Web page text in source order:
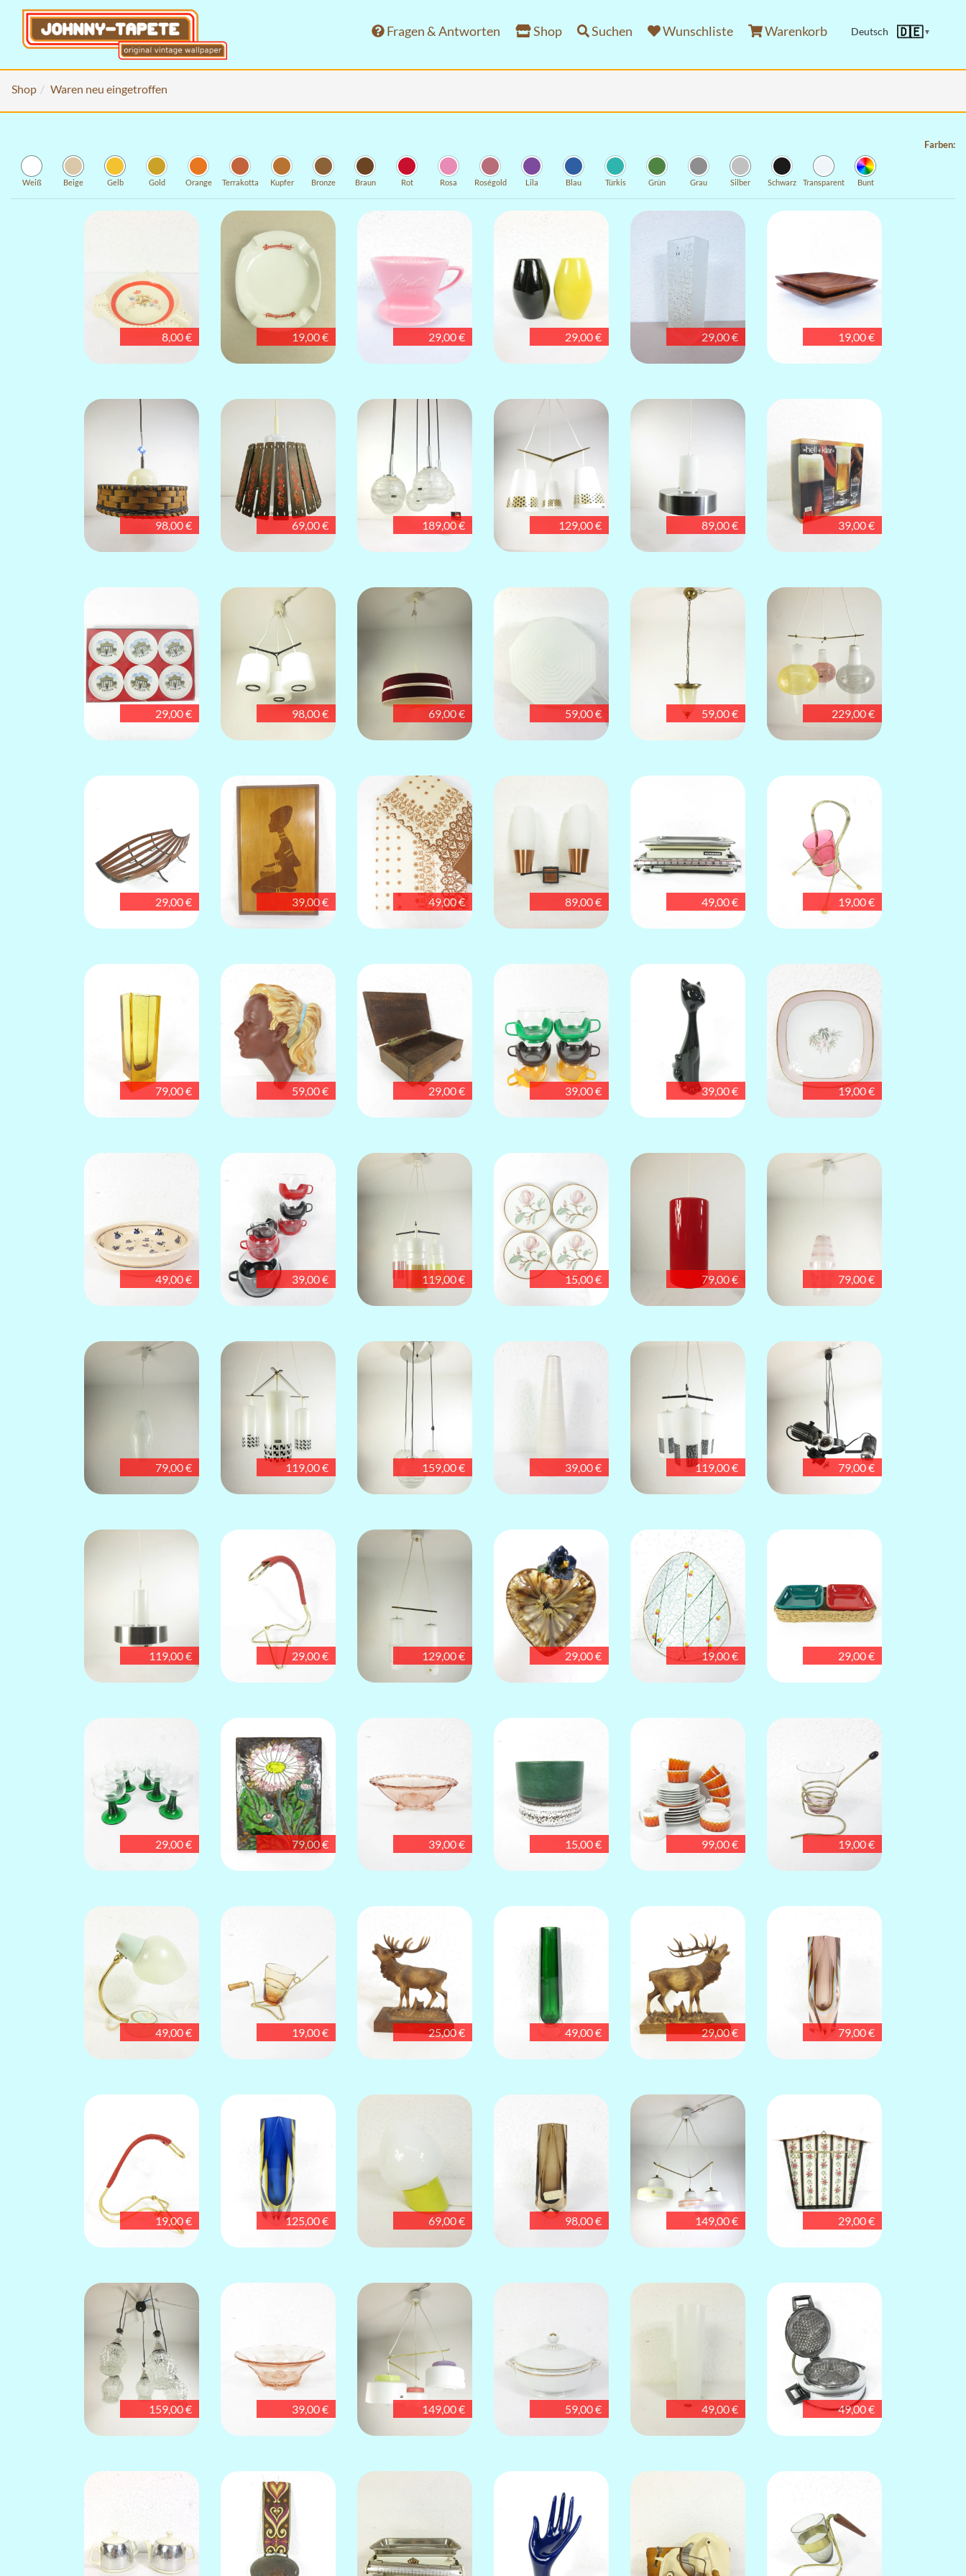
Fragen & Antworten Shop Suchen Wunschliste Warenkorb Deutsch 🇩🇪▼
Shop Waren neu eingetroffen
Farben:
Weiß Beige Gelb Gold Orange Terrakotta Kupfer Bronze Braun Rot Rosa Roségold Lila Blau Türkis Grün Grau Silber Schwarz Transparent Bunt
8,00 € 19,00 € 29,00 € 29,00 € 29,00 € 19,00 €
98,00 € 69,00 € 189,00 € 129,00 € 89,00 € 39,00 €
29,00 € 98,00 € 69,00 € 59,00 € 59,00 € 229,00 €
29,00 € 39,00 € 49,00 € 89,00 € 49,00 € 19,00 €
79,00 € 59,00 € 29,00 € 39,00 € 39,00 € 19,00 €
49,00 € 39,00 € 119,00 € 15,00 € 79,00 € 79,00 €
79,00 € 119,00 € 159,00 € 39,00 € 119,00 € 79,00 €
119,00 € 29,00 € 129,00 € 29,00 € 19,00 € 29,00 €
29,00 € 79,00 € 39,00 € 15,00 € 99,00 € 19,00 €
49,00 € 19,00 € 25,00 € 49,00 € 29,00 € 79,00 €
19,00 € 125,00 € 69,00 € 98,00 € 149,00 € 29,00 €
159,00 € 39,00 € 149,00 € 59,00 € 49,00 € 49,00 €